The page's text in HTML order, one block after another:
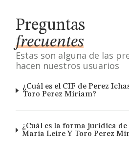
Preguntas
frecuentes
Estas son alguna de las
hacen nuestros usuarios
¿Cuál es el CIF de Perez
Toro Perez Miriam?
¿Cuál es la forma jurídica de
Maria Leire Y Toro Perez